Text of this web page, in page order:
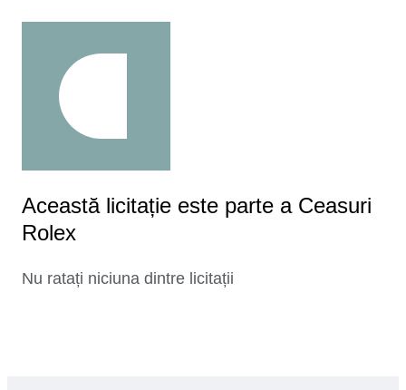
Această licitație este parte a Ceasuri
Rolex
Nu ratați niciuna dintre licitații